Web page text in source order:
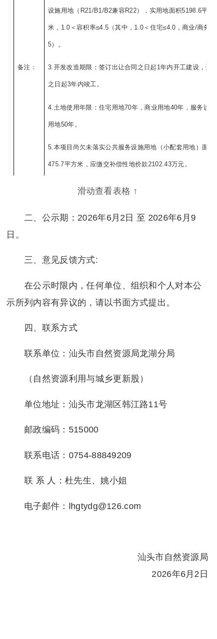
土地面
积
出让年
受让单
汕头天阳模具有限公司
备注：
1.本项目属“三旧”改造项目。
米，1.0＜容积率≤4.5（其中，1.0＜
3.开发改造期限：签订出让合同之日
之日起3年内竣工。
4.土地使用年限：住宅用地70年，商
用地50年。
475.7平方米，应缴交补偿性地价款
滑动查看表格 ↑
二、公示期：2026年6月2日 至 2026年6月9
日。
三、意见反馈方式:
在公示时限内，任何单位、组织和个人对本公
示所列内容有异议的，请以书面方式提出。
四、联系方式
联系单位：汕头市自然资源局龙湖分局
（自然资源利用与城乡更新股）
单位地址：汕头市龙湖区韩江路11号
邮政编码：515000
联系电话：0754-88849209
联 系 人：杜先生、姚小姐
电子邮件：lhgtydg@126.com
汕头市自然资源局
2026年6月2日